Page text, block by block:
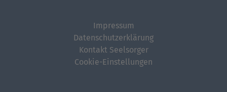
Impressum
Datenschutzerklärung
Kontakt Seelsorger
Cookie-Einstellungen